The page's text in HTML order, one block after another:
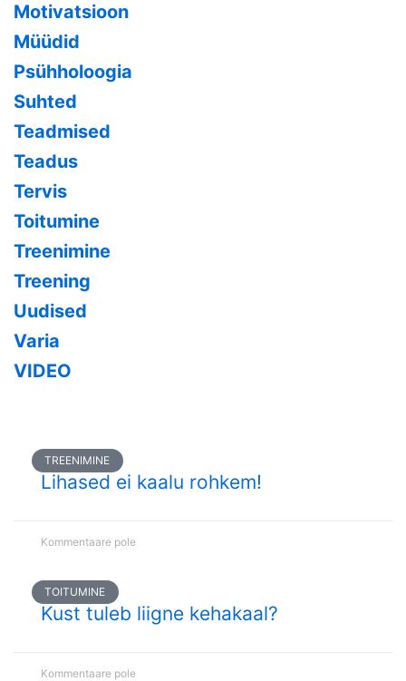
Motivatsioon
Müüdid
Psühholoogia
Suhted
Teadmised
Teadus
Tervis
Toitumine
Treenimine
Treening
Uudised
Varia
VIDEO
TREENIMINE
Lihased ei kaalu rohkem!
Kommentaare pole
TOITUMINE
Kust tuleb liigne kehakaal?
Kommentaare pole